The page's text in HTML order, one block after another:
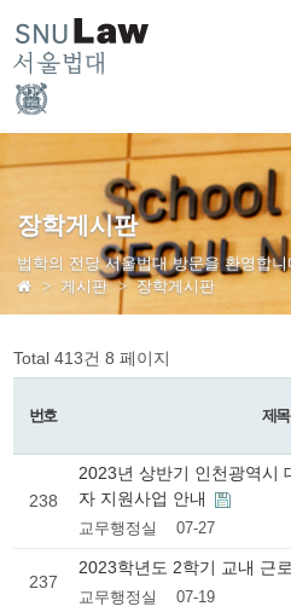
장학게시판
법학의 전당 서울법대 방문을 환영합니
게시판
장학게시판
Total 413건 8 페이지
번호 제목
238
2023년 상반기 인천광역시
자 지원사업 안내
교무행정실 07-27
237
2023학년도 2학기 교내 근
교무행정실 07-19